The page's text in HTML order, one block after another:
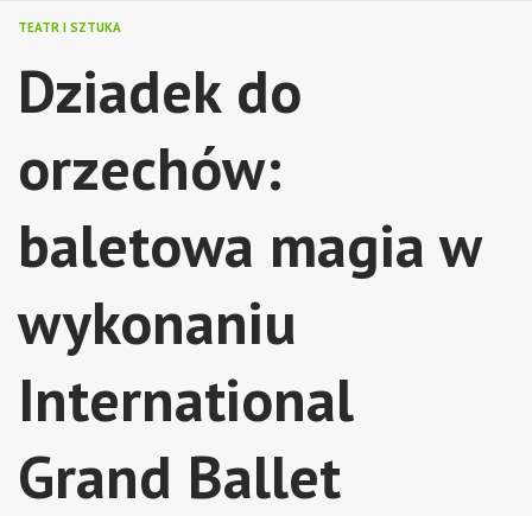
TEATR I SZTUKA
Dziadek do
orzechów:
baletowa magia w
wykonaniu
International
Grand Ballet